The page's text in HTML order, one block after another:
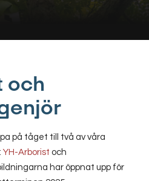
och
på tåget till två av våra
YH-Arborist och
har öppnat upp för